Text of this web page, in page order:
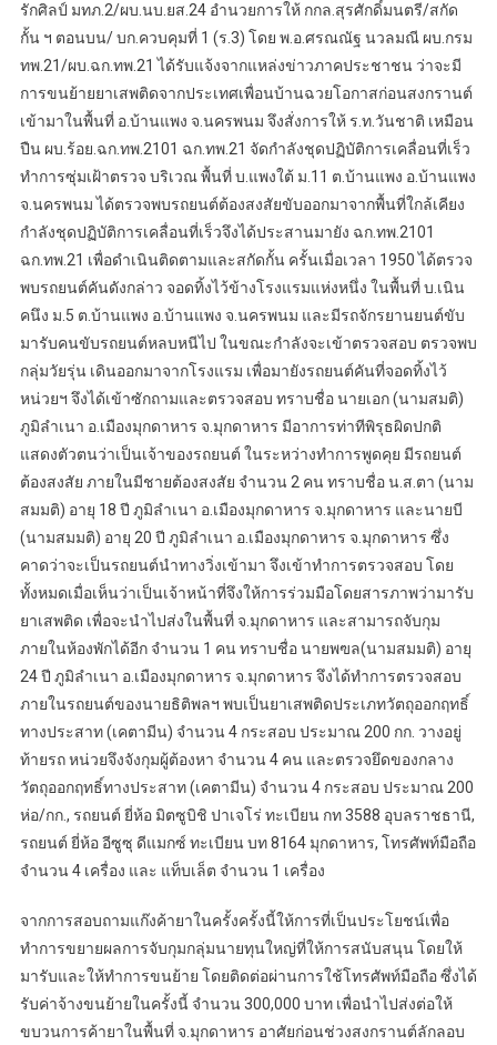
รักศิลป์ มทภ.2/ผบ.นบ.ยส.24 อำนวยการให้ กกล.สุรศักดิ์มนตรี/สกัด
กั้น ฯ ตอนบน/ บก.ควบคุมที่ 1 (ร.3) โดย พ.อ.ศรณณัฐ นวลมณี ผบ.กรม
ทพ.21/ผบ.ฉก.ทพ.21 ได้รับแจ้งจากแหล่งข่าวภาคประชาชน ว่าจะมี
การขนย้ายยาเสพติดจากประเทศเพื่อนบ้านฉวยโอกาสก่อนสงกรานต์
เข้ามาในพื้นที่ อ.บ้านแพง จ.นครพนม จึงสั่งการให้ ร.ท.วันชาติ เหมือน
ปืน ผบ.ร้อย.ฉก.ทพ.2101 ฉก.ทพ.21 จัดกำลังชุดปฏิบัติการเคลื่อนที่เร็ว
ทำการซุ่มเฝ้าตรวจ บริเวณ พื้นที่ บ.แพงใต้ ม.11 ต.บ้านแพง อ.บ้านแพง
จ.นครพนม ได้ตรวจพบรถยนต์ต้องสงสัยขับออกมาจากพื้นที่ใกล้เคียง
กำลังชุดปฏิบัติการเคลื่อนที่เร็วจึงได้ประสานมายัง ฉก.ทพ.2101
ฉก.ทพ.21 เพื่อดำเนินติดตามและสกัดกั้น ครั้นเมื่อเวลา 1950 ได้ตรวจ
พบรถยนต์คันดังกล่าว จอดทิ้งไว้ข้างโรงแรมแห่งหนึ่ง ในพื้นที่ บ.เนิน
คนึง ม.5 ต.บ้านแพง อ.บ้านแพง จ.นครพนม และมีรถจักรยานยนต์ขับ
มารับคนขับรถยนต์หลบหนีไป ในขณะกำลังจะเข้าตรวจสอบ ตรวจพบ
กลุ่มวัยรุ่น เดินออกมาจากโรงแรม เพื่อมายังรถยนต์คันที่จอดทิ้งไว้
หน่วยฯ จึงได้เข้าซักถามและตรวจสอบ ทราบชื่อ นายเอก (นามสมติ)
ภูมิลำเนา อ.เมืองมุกดาหาร จ.มุกดาหาร มีอาการท่าทีพิรุธผิดปกติ
แสดงตัวตนว่าเป็นเจ้าของรถยนต์ ในระหว่างทำการพูดคุย มีรถยนต์
ต้องสงสัย ภายในมีชายต้องสงสัย จำนวน 2 คน ทราบชื่อ น.ส.ตา (นาม
สมมติ) อายุ 18 ปี ภูมิลำเนา อ.เมืองมุกดาหาร จ.มุกดาหาร และนายบี
(นามสมมติ) อายุ 20 ปี ภูมิลำเนา อ.เมืองมุกดาหาร จ.มุกดาหาร ซึ่ง
คาดว่าจะเป็นรถยนต์นำทางวิ่งเข้ามา จึงเข้าทำการตรวจสอบ โดย
ทั้งหมดเมื่อเห็นว่าเป็นเจ้าหน้าที่จึงให้การร่วมมือโดยสารภาพว่ามารับ
ยาเสพติด เพื่อจะนำไปส่งในพื้นที่ จ.มุกดาหาร และสามารถจับกุม
ภายในห้องพักได้อีก จำนวน 1 คน ทราบชื่อ นายพฃล(นามสมมติ) อายุ
24 ปี ภูมิลำเนา อ.เมืองมุกดาหาร จ.มุกดาหาร จึงได้ทำการตรวจสอบ
ภายในรถยนต์ของนายธิติพลฯ พบเป็นยาเสพติดประเภทวัตถุออกฤทธิ์
ทางประสาท (เคตามีน) จำนวน 4 กระสอบ ประมาณ 200 กก. วางอยู่
ท้ายรถ หน่วยจึงจังกุมผู้ต้องหา จำนวน 4 คน และตรวจยึดของกลาง
วัตถุออกฤทธิ์ทางประสาท (เคตามีน) จำนวน 4 กระสอบ ประมาณ 200
ห่อ/กก., รถยนต์ ยี่ห้อ มิตซูบิชิ ปาเจโร่ ทะเบียน กท 3588 อุบลราชธานี,
รถยนต์ ยี่ห้อ อีซูซุ ดีแมกซ์ ทะเบียน บท 8164 มุกดาหาร, โทรศัพท์มือถือ
จำนวน 4 เครื่อง และ แท็บเล็ต จำนวน 1 เครื่อง
จากการสอบถามแก๊งค้ายาในครั้งครั้งนี้ให้การที่เป็นประโยชน์เพื่อ
ทำการขยายผลการจับกุมกลุ่มนายทุนใหญ่ที่ให้การสนับสนุน โดยให้
มารับและให้ทำการขนย้าย โดยติดต่อผ่านการใช้โทรศัพท์มือถือ ซึ่งได้
รับค่าจ้างขนย้ายในครั้งนี้ จำนวน 300,000 บาท เพื่อนำไปส่งต่อให้
ขบวนการค้ายาในพื้นที่ จ.มุกดาหาร อาศัยก่อนช่วงสงกรานต์ลักลอบ